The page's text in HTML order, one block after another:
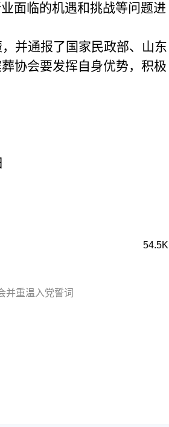
面临的机遇和挑战等问题进
并通报了国家民政部、山东
协会要发挥自身优势，积极
54.5K
并重温入党誓词